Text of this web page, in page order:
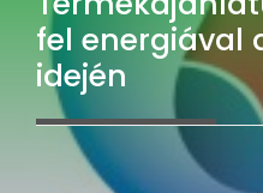
fel energiával
idején